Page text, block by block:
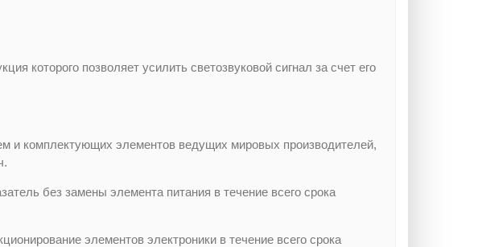
которого позволяет усилить светозвуковой сигнал за счет его
и комплектующих элементов ведущих мировых производителей,
без замены элемента питания в течение всего срока
элементов электроники в течение всего срока